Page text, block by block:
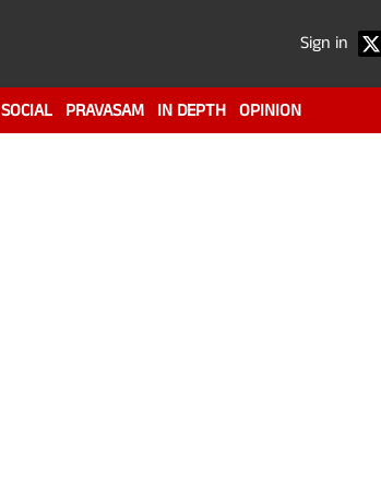
Sign in
SOCIAL PRAVASAM IN DEPTH OPINION